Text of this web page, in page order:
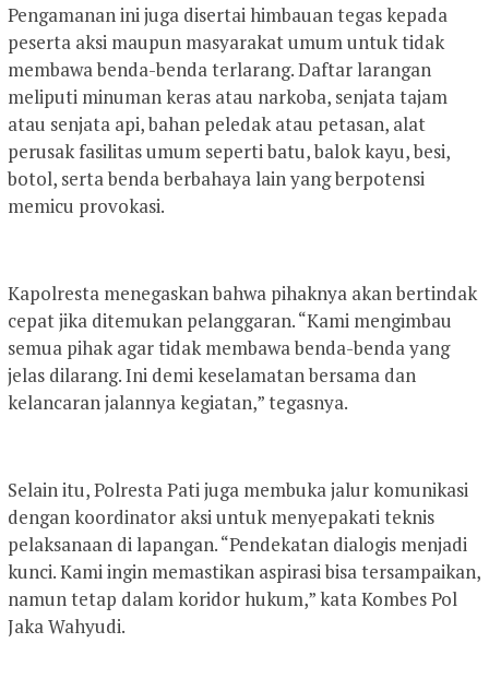
Pengamanan ini juga disertai himbauan tegas kepada
peserta aksi maupun masyarakat umum untuk tidak
membawa benda-benda terlarang. Daftar larangan
meliputi minuman keras atau narkoba, senjata tajam
atau senjata api, bahan peledak atau petasan, alat
perusak fasilitas umum seperti batu, balok kayu, besi,
botol, serta benda berbahaya lain yang berpotensi
memicu provokasi.
Kapolresta menegaskan bahwa pihaknya akan bertindak
cepat jika ditemukan pelanggaran. “Kami mengimbau
semua pihak agar tidak membawa benda-benda yang
jelas dilarang. Ini demi keselamatan bersama dan
kelancaran jalannya kegiatan,” tegasnya.
Selain itu, Polresta Pati juga membuka jalur komunikasi
dengan koordinator aksi untuk menyepakati teknis
pelaksanaan di lapangan. “Pendekatan dialogis menjadi
kunci. Kami ingin memastikan aspirasi bisa tersampaikan,
namun tetap dalam koridor hukum,” kata Kombes Pol
Jaka Wahyudi.